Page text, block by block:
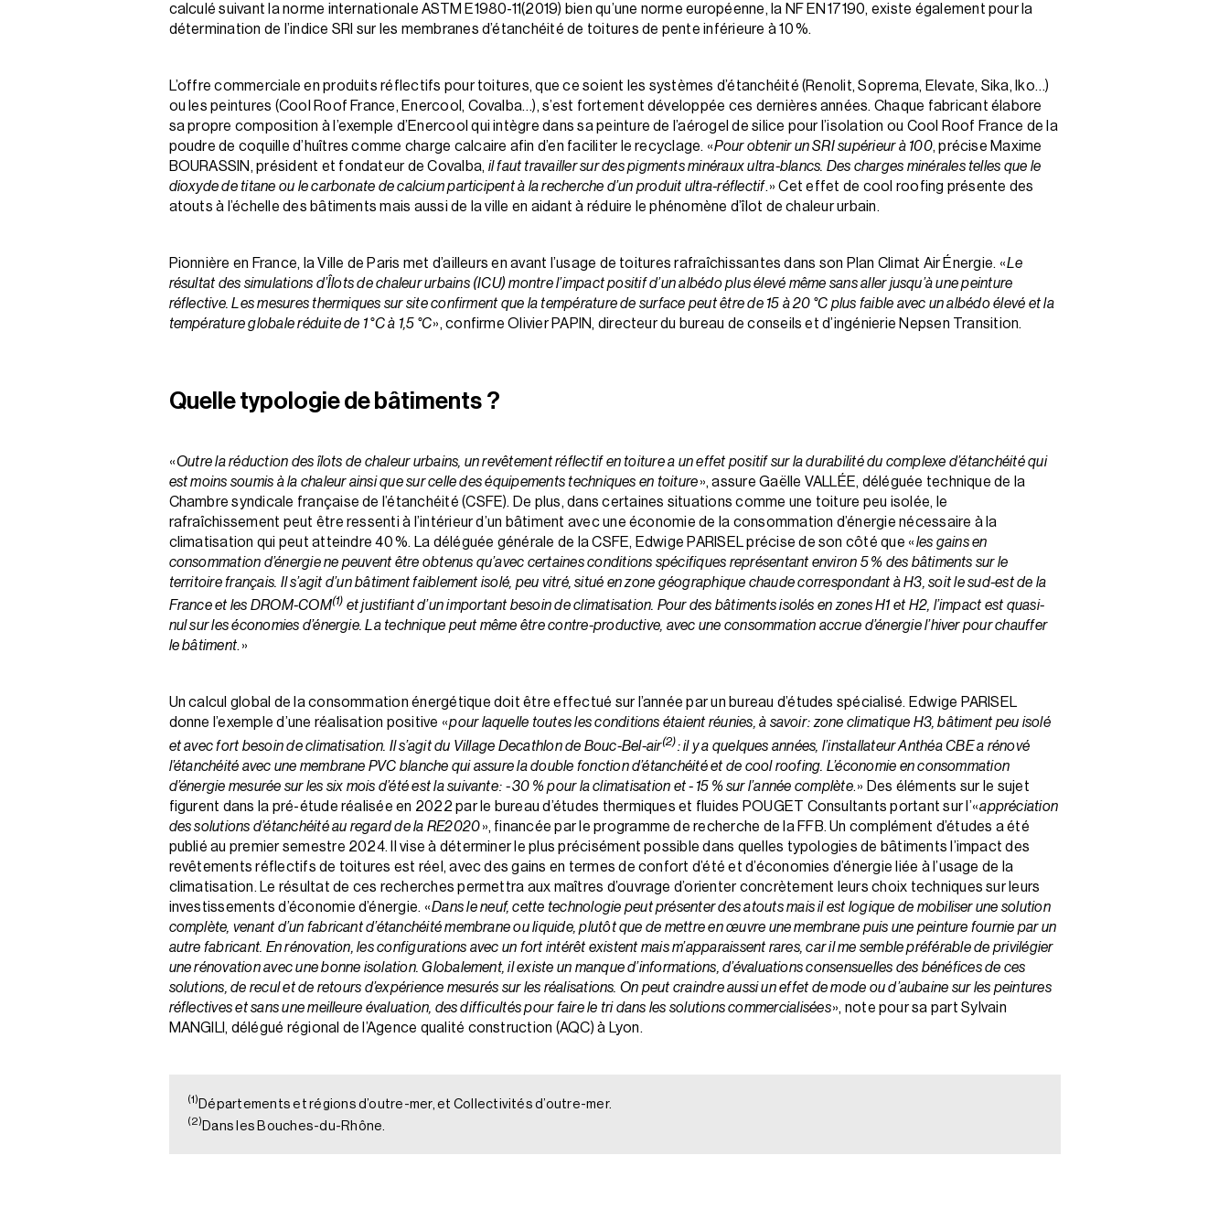
calculé suivant la norme internationale ASTM E1980-11(2019) bien qu’une norme européenne, la NF EN 17190, existe également pour la
détermination de l’indice SRI sur les membranes d’étanchéité de toitures de pente inférieure à 10 %.
L’offre commerciale en produits réflectifs pour toitures, que ce soient les systèmes d’étanchéité (Renolit, Soprema, Elevate, Sika, Iko…)
ou les peintures (Cool Roof France, Enercool, Covalba…), s’est fortement développée ces dernières années. Chaque fabricant élabore
sa propre composition à l’exemple d’Enercool qui intègre dans sa peinture de l’aérogel de silice pour l’isolation ou Cool Roof France de la
poudre de coquille d’huîtres comme charge calcaire afin d’en faciliter le recyclage. «Pour obtenir un SRI supérieur à 100, précise Maxime
BOURASSIN, président et fondateur de Covalba, il faut travailler sur des pigments minéraux ultra-blancs. Des charges minérales telles que le
dioxyde de titane ou le carbonate de calcium participent à la recherche d’un produit ultra-réflectif. » Cet effet de cool roofing présente des
atouts à l’échelle des bâtiments mais aussi de la ville en aidant à réduire le phénomène d’îlot de chaleur urbain.
Pionnière en France, la Ville de Paris met d’ailleurs en avant l’usage de toitures rafraîchissantes dans son Plan Climat Air Énergie. «Le
résultat des simulations d’Îlots de chaleur urbains (ICU) montre l’impact positif d’un albédo plus élevé même sans aller jusqu’à une peinture
réflective. Les mesures thermiques sur site confirment que la température de surface peut être de 15 à 20 °C plus faible avec un albédo élevé et la
température globale réduite de 1 °C à 1,5 °C», confirme Olivier PAPIN, directeur du bureau de conseils et d’ingénierie Nepsen Transition.
Quelle typologie de bâtiments ?
«Outre la réduction des îlots de chaleur urbains, un revêtement réflectif en toiture a un effet positif sur la durabilité du complexe d’étanchéité qui
est moins soumis à la chaleur ainsi que sur celle des équipements techniques en toiture», assure Gaëlle VALLÉE, déléguée technique de la
Chambre syndicale française de l’étanchéité (CSFE). De plus, dans certaines situations comme une toiture peu isolée, le
rafraîchissement peut être ressenti à l’intérieur d’un bâtiment avec une économie de la consommation d’énergie nécessaire à la
climatisation qui peut atteindre 40 %. La déléguée générale de la CSFE, Edwige PARISEL précise de son côté que «les gains en
consommation d’énergie ne peuvent être obtenus qu’avec certaines conditions spécifiques représentant environ 5 % des bâtiments sur le
territoire français. Il s’agit d’un bâtiment faiblement isolé, peu vitré, situé en zone géographique chaude correspondant à H3, soit le sud-est de la
France et les DROM-COM(1) et justifiant d’un important besoin de climatisation. Pour des bâtiments isolés en zones H1 et H2, l’impact est quasi-
nul sur les économies d’énergie. La technique peut même être contre-productive, avec une consommation accrue d’énergie l’hiver pour chauffer
le bâtiment. »
Un calcul global de la consommation énergétique doit être effectué sur l’année par un bureau d’études spécialisé. Edwige PARISEL
donne l’exemple d’une réalisation positive «pour laquelle toutes les conditions étaient réunies, à savoir : zone climatique H3, bâtiment peu isolé
et avec fort besoin de climatisation. Il s’agit du Village Decathlon de Bouc-Bel-air(2): il y a quelques années, l’installateur Anthéa CBE a rénové
l’étanchéité avec une membrane PVC blanche qui assure la double fonction d’étanchéité et de cool roofing. L’économie en consommation
d’énergie mesurée sur les six mois d’été est la suivante : - 30 % pour la climatisation et - 15 % sur l’année complète. » Des éléments sur le sujet
figurent dans la pré-étude réalisée en 2022 par le bureau d’études thermiques et fluides POUGET Consultants portant sur l’«appréciation
des solutions d’étanchéité au regard de la RE2020», financée par le programme de recherche de la FFB. Un complément d’études a été
publié au premier semestre 2024. Il vise à déterminer le plus précisément possible dans quelles typologies de bâtiments l’impact des
revêtements réflectifs de toitures est réel, avec des gains en termes de confort d’été et d’économies d’énergie liée à l’usage de la
climatisation. Le résultat de ces recherches permettra aux maîtres d’ouvrage d’orienter concrètement leurs choix techniques sur leurs
investissements d’économie d’énergie. «Dans le neuf, cette technologie peut présenter des atouts mais il est logique de mobiliser une solution
complète, venant d’un fabricant d’étanchéité membrane ou liquide, plutôt que de mettre en œuvre une membrane puis une peinture fournie par un
autre fabricant. En rénovation, les configurations avec un fort intérêt existent mais m’apparaissent rares, car il me semble préférable de privilégier
une rénovation avec une bonne isolation. Globalement, il existe un manque d’informations, d’évaluations consensuelles des bénéfices de ces
solutions, de recul et de retours d’expérience mesurés sur les réalisations. On peut craindre aussi un effet de mode ou d’aubaine sur les peintures
réflectives et sans une meilleure évaluation, des difficultés pour faire le tri dans les solutions commercialisées», note pour sa part Sylvain
MANGILI, délégué régional de l’Agence qualité construction (AQC) à Lyon.
(1)Départements et régions d’outre-mer, et Collectivités d’outre-mer.
(2)Dans les Bouches-du-Rhône.